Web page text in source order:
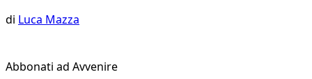
di Luca Mazza
Abbonati ad Avvenire